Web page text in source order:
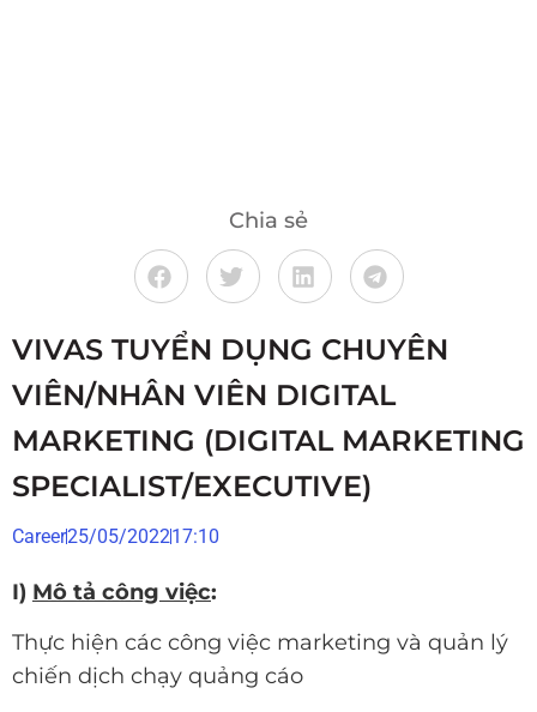
Chia sẻ
VIVAS TUYỂN DỤNG CHUYÊN
VIÊN/NHÂN VIÊN DIGITAL
MARKETING (DIGITAL MARKETING
SPECIALIST/EXECUTIVE)
Career25/05/202217:10
I) Mô tả công việc:
Thực hiện các công việc marketing và quản lý
chiến dịch chạy quảng cáo